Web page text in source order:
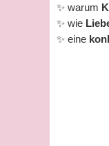
✨ warum
✨ wie
✨ eine